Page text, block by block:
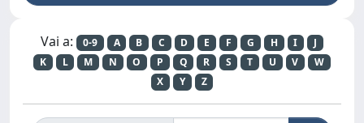
Vai a: 0-9 A B C D E F G H I
J
K
L M N O P Q R S T U V
W
X
Y Z